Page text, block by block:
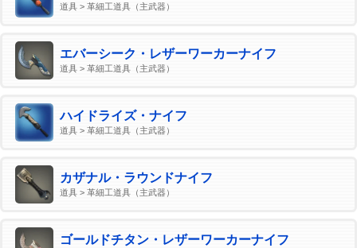
道具 > 革細工道具（主武器）
エバーシーク・レザーワーカーナイフ
道具 > 革細工道具（主武器）
ハイドライズ・ナイフ
道具 > 革細工道具（主武器）
カザナル・ラウンドナイフ
道具 > 革細工道具（主武器）
ゴールドチタン・レザーワーカーナイフ